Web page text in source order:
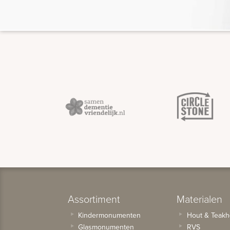
Assortiment
Kindermonumenten
Glasmonumenten
Materialen
Hout &
RVS